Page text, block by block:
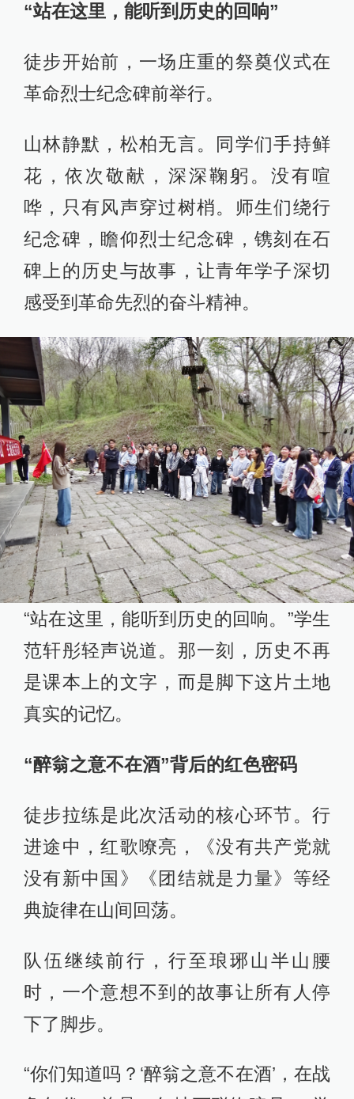
“站在这里，能听到历史的回响”
徒步开始前，一场庄重的祭奠仪式在
革命烈士纪念碑前举行。
山林静默，松柏无言。同学们手持鲜
花，依次敬献，深深鞠躬。没有喧
哗，只有风声穿过树梢。师生们绕行
纪念碑，瞻仰烈士纪念碑，镌刻在石
碑上的历史与故事，让青年学子深切
感受到革命先烈的奋斗精神。
“站在这里，能听到历史的回响。”学生
范轩彤轻声说道。那一刻，历史不再
是课本上的文字，而是脚下这片土地
真实的记忆。
“醉翁之意不在酒”背后的红色密码
徒步拉练是此次活动的核心环节。行
进途中，红歌嘹亮，《没有共产党就
没有新中国》《团结就是力量》等经
典旋律在山间回荡。
队伍继续前行，行至琅琊山半山腰
时，一个意想不到的故事让所有人停
下了脚步。
“你们知道吗？‘醉翁之意不在酒’，在战